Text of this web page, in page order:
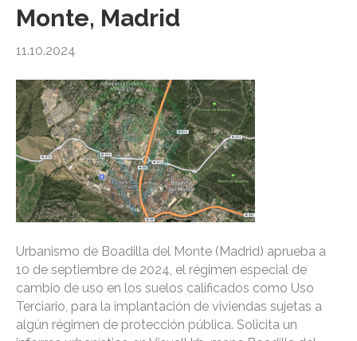
Monte, Madrid
11.10.2024
Urbanismo de Boadilla del Monte (Madrid) aprueba a
10 de septiembre de 2024, el régimen especial de
cambio de uso en los suelos calificados como Uso
Terciario, para la implantación de viviendas sujetas a
algún régimen de protección pública. Solicita un